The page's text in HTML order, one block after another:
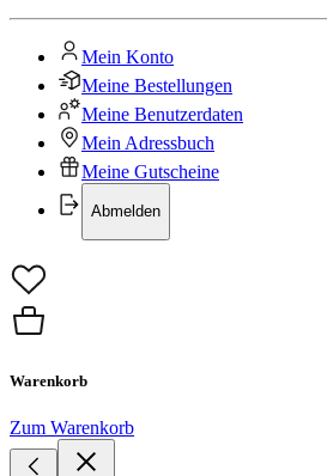
Mein Konto
Meine Bestellungen
Meine Benutzerdaten
Mein Adressbuch
Meine Gutscheine
Abmelden
Warenkorb
Zum Warenkorb